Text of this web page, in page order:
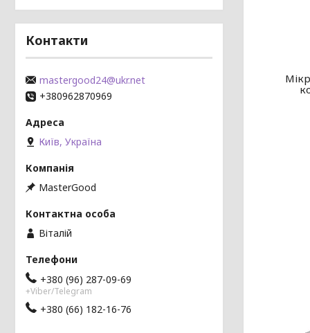
Контакти
mastergood24@ukr.net
+380962870969
Київ, Україна
MasterGood
Віталій
+380 (96) 287-09-69
+Viber/Telegram
+380 (66) 182-16-76